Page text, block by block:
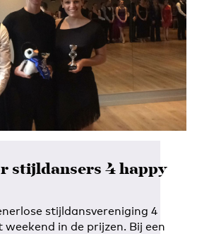
stijldansers 4 happy
stijldansvereniging 4
in de prijzen. Bij een